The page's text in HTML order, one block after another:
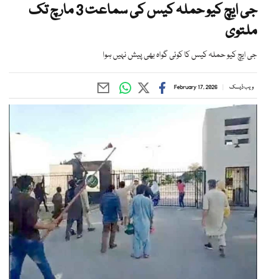
جی ایچ کیو حملہ کیس کی سماعت 3 مارچ تک
ملتوی
جی ایچ کیو حملہ کیس کا کوئی گواہ بھی پیش نہیں ہوا
ویب ڈیسک February 17, 2026